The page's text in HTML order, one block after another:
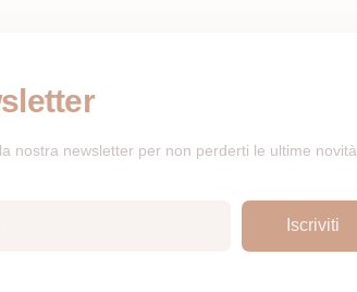
nostra newsletter per non perderti le ultime novità.
Iscriviti